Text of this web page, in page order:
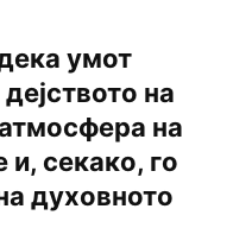
умот
на
на
и, секако, го
духовното